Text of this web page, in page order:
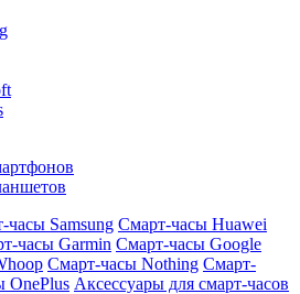
часы Samsung Смарт-часы Huawei
часы Garmin Смарт-часы Google
Смарт-часы Nothing Смарт-
OnePlus Аксессуары для смарт-часов